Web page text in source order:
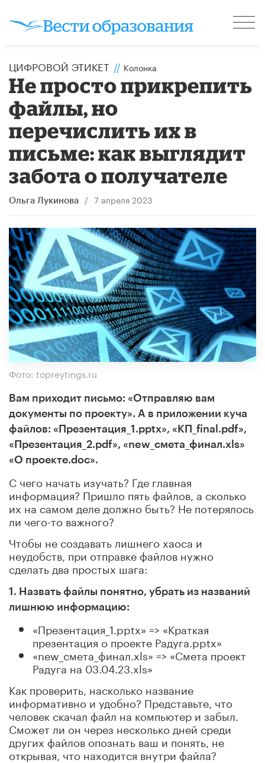
ЦИФРОВОЙ ЭТИКЕТ // Колонка
Не просто прикрепить
файлы, но
перечислить их в
письме: как выглядит
забота о получателе
Ольга Лукинова / 7 апреля 2023
Фото: topreytings.ru
Вам приходит письмо: «Отправляю вам
документы по проекту». А в приложении куча
файлов: «Презентация_1.pptx», «КП_final.pdf»,
«Презентация_2.pdf», «new_смета_финал.xls»
«О проекте.doc».
С чего начать изучать? Где главная
информация? Пришло пять файлов, а сколько
их на самом деле должно быть? Не потерялось
ли чего-то важного?
Чтобы не создавать лишнего хаоса и
неудобств, при отправке файлов нужно
сделать два простых шага:
1. Назвать файлы понятно, убрать из названий
лишнюю информацию:
«Презентация_1.pptx» => «Краткая
презентация о проекте Радуга.pptx»
«new_смета_финал.xls» => «Смета проект
Радуга на 03.04.23.xls»
Как проверить, насколько название
информативно и удобно? Представьте, что
человек скачал файл на компьютер и забыл.
Сможет ли он через несколько дней среди
других файлов опознать ваш и понять, не
открывая, что находится внутри файла?